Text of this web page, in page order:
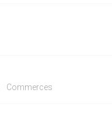
Commerces